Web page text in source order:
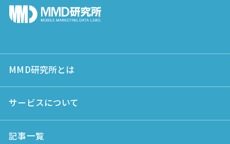
MMD研究所とは
サービスについて
記事一覧